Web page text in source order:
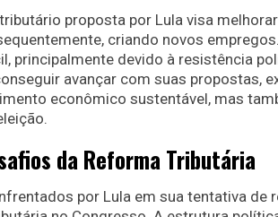
proposta por Lula visa
criando novos
principalmente devido à resistência
avançar com suas propostas,
econômico sustentável, mas
da Reforma Tributária
por Lula em sua tentativa de